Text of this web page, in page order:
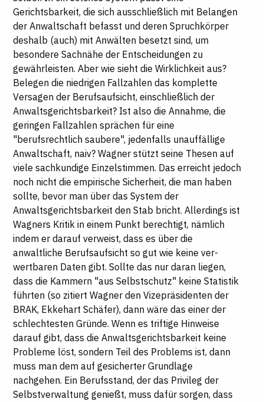
Gerichtsbarkeit, die sich ausschließlich mit Belangen
der Anwaltschaft befasst und deren Spruchkörper
deshalb (auch) mit Anwälten besetzt sind, um
besondere Sachnähe der Entscheidungen zu
gewährleisten. Aber wie sieht die Wirklichkeit aus?
Belegen die niedrigen Fallzahlen das komplette
Versagen der Berufsaufsicht, einschließlich der
Anwaltsgerichtsbarkeit? Ist also die Annahme, die
geringen Fallzahlen sprächen für eine
"berufsrechtlich saubere", jedenfalls unauffällige
Anwaltschaft, naiv? Wagner stützt seine Thesen auf
viele sachkundige Einzelstimmen. Das erreicht jedoch
noch nicht die empirische Sicherheit, die man haben
sollte, bevor man über das System der
Anwaltsgerichtsbarkeit den Stab bricht. Allerdings ist
Wagners Kritik in einem Punkt berechtigt, nämlich
indem er darauf verweist, dass es über die
anwaltliche Berufsaufsicht so gut wie keine ver-
wertbaren Daten gibt. Sollte das nur daran liegen,
dass die Kammern "aus Selbstschutz" keine Statistik
führten (so zitiert Wagner den Vizepräsidenten der
BRAK, Ekkehart Schäfer), dann wäre das einer der
schlechtesten Gründe. Wenn es triftige Hinweise
darauf gibt, dass die Anwaltsgerichtsbarkeit keine
Probleme löst, sondern Teil des Problems ist, dann
muss man dem auf gesicherter Grundlage
nachgehen. Ein Berufsstand, der das Privileg der
Selbstverwaltung genießt, muss dafür sorgen, dass